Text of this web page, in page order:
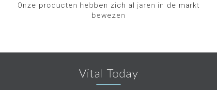
Onze producten hebben zich al jaren in de markt
bewezen
Vital Today